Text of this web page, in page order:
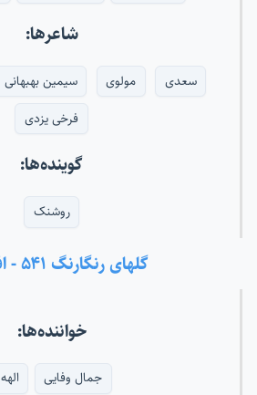
شاعرها:
سعدی مولوی سیمین بهبهانی
فرخی یزدی
گوینده‌ها:
روشنک
گلهای رنگارنگ ۵۴۱ - افشاری
خواننده‌ها:
جمال وفایی الهه